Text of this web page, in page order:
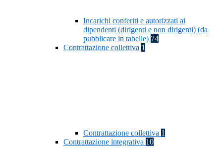
Incarichi conferiti e autorizzati ai
dipendenti (dirigenti e non dirigenti) (da
pubblicare in tabelle) 74
Contrattazione collettiva 1
Contrattazione collettiva 1
Contrattazione integrativa 10